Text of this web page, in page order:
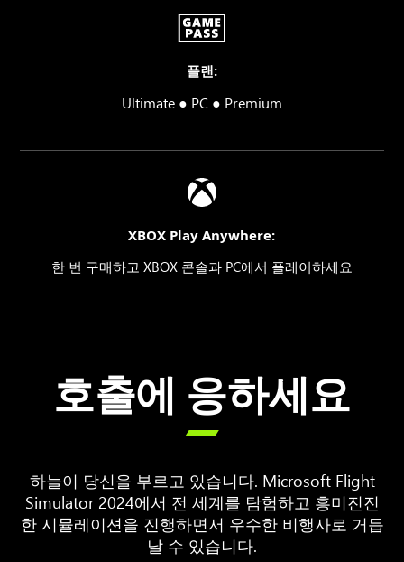
플랜:
Ultimate ● PC ● Premium
XBOX Play Anywhere:
한 번 구매하고 XBOX 콘솔과 PC에서 플레이하세요
호출에 응하세요

하늘이 당신을 부르고 있습니다. Microsoft Flight
Simulator 2024에서 전 세계를 탐험하고 흥미진진
한 시뮬레이션을 진행하면서 우수한 비행사로 거듭
날 수 있습니다.